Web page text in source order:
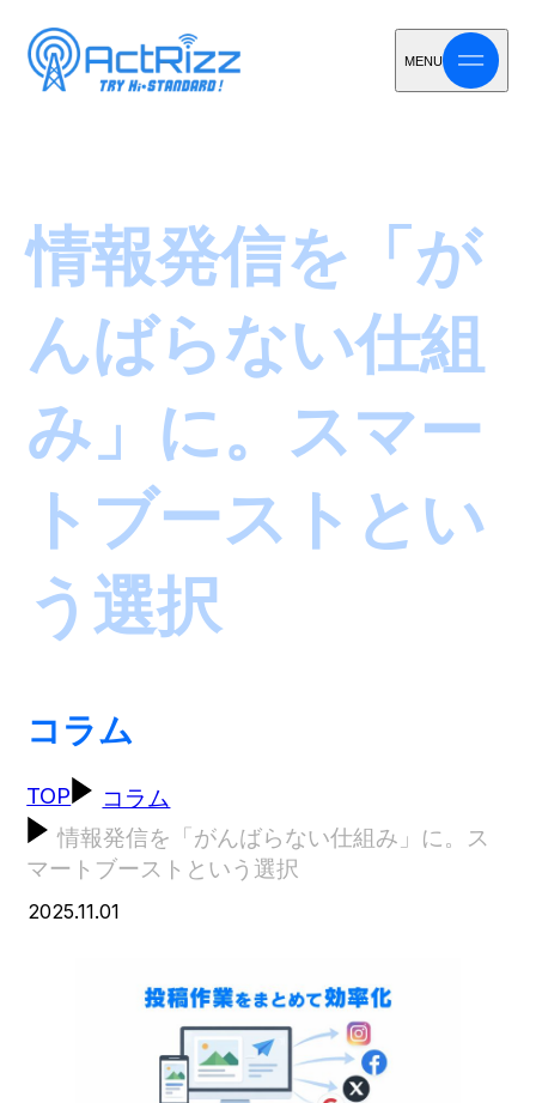
MENU
情報発信を「が
んばらない仕組
み」に。スマー
トブーストとい
う選択
コラム
TOP
コラム
情報発信を「がんばらない仕組み」に。ス
マートブーストという選択
2025.11.01